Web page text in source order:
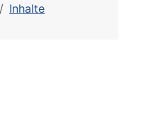
Inhalte